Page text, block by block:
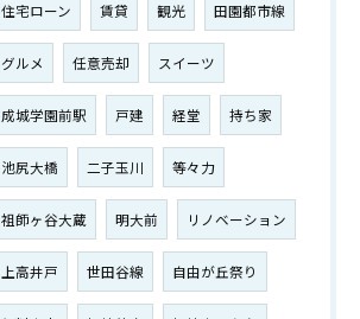
住宅ローン 賃貸 観光 田園都市線
グルメ 任意売却 スイーツ
成城学園前駅 戸建 経堂 持ち家
池尻大橋 二子玉川 等々力
祖師ヶ谷大蔵 明大前 リノベーション
上高井戸 世田谷線 自由が丘祭り